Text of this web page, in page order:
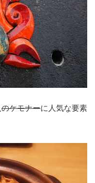
のケモナーに人気な要素